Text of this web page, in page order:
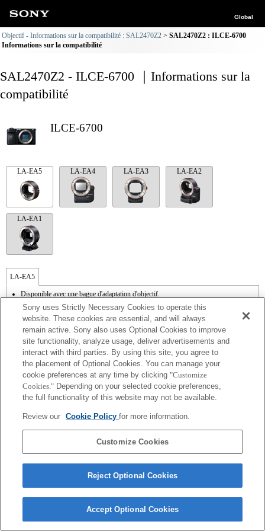
Global
Objectif - Informations sur la compatibilité : SAL2470Z2
SAL2470Z2 : ILCE-6700
Informations sur la compatibilité
SAL2470Z2 - ILCE-6700 ｜Informations sur la
compatibilité
ILCE-6700
LA-EA5 LA-EA4 LA-EA3 LA-EA2
LA-EA1
LA-EA5
Disponible avec une bague d'adaptation d'objectif.
Le son de fonctionnement du diaphragme est enregistré à l'aide du microphone
interne.
Outside the A (Aperture priority), S (Shutter priority), and M (Manual) modes, the
shutter speed and the aperture can not be adjusted during the movie recording.
La fonction [Comp. objectif ] (Compensation de l'objectif) n'est pas opérationnelle.
Si vous fixez l'objectif à monture A à l'aide de l'adaptateur, la fonction d'aide à la mise
au point manuelle ne fonctionne pas automatiquement lorsque vous tournez la bague
de mise au point. Vous pouvez agrandir l'image en sélectionnant la fonction [Loupe
mise pt] ou [Aide MF] sur n'importe quelle touche de "Réglag. touche perso".
L'obturateur tactile ne fonctionne pas.
Sony uses Strictly Necessary Cookies to operate this
website. These cookies are essential, and will always
remain active. Sony also uses Optional Cookies to improve
site functionality, analyze usage, deliver advertisements and
interact with third parties. By using this site, you agree to
the placement of Optional Cookies. You can manage your
cookie preferences at any time by clicking "Customize
Cookies." Depending on your selected cookie preferences,
the full functionality of this website may not be available.
Review our Cookie Policyfor more information.
Customize Cookies
Reject Optional Cookies
Accept Optional Cookies